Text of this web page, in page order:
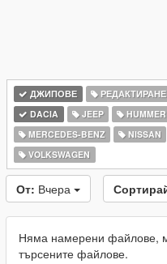
ДЖИПОВЕ РЕДАКТИРАНЕ
DACIA
JEEP HUMMER
MERCEDES-BENZ
NISSAN
VOLKSWAGEN
От: Вчера
Няма намерени файлове,
търсените файлове.